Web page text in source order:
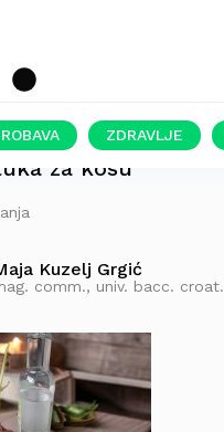
ZDRAVLJE
za kosu
Kuzelj Grgić
comm., univ. bacc. croat.